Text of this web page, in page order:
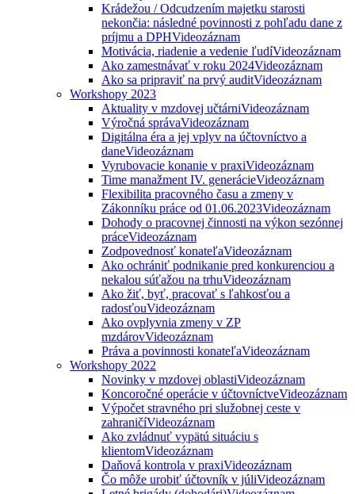
Krádežou / Odcudzením majetku starosti
nekončia: následné povinnosti z pohľadu dane z
príjmu a DPHVideozáznam
Motivácia, riadenie a vedenie ľudíVideozáznam
Ako zamestnávať v roku 2024Videozáznam
Ako sa pripraviť na prvý auditVideozáznam
Workshopy 2023
Aktuality v mzdovej učtárniVideozáznam
Výročná správaVideozáznam
Digitálna éra a jej vplyv na účtovníctvo a
daneVideozáznam
Vyrubovacie konanie v praxiVideozáznam
Time manažment IV. generácieVideozáznam
Flexibilita pracovného času a zmeny v
Zákonníku práce od 01.06.2023Videozáznam
Dohody o pracovnej činnosti na výkon sezónnej
práceVideozáznam
Zodpovednosť konateľaVideozáznam
Ako ochrániť podnikanie pred konkurenciou a
nekalou súťažou na trhuVideozáznam
Ako žiť, byť, pracovať s ľahkosťou a
radosťouVideozáznam
Ako ovplyvnia zmeny v ZP
mzdárovVideozáznam
Práva a povinnosti konateľaVideozáznam
Workshopy 2022
Novinky v mzdovej oblastiVideozáznam
Koncoročné operácie v účtovníctveVideozáznam
Výpočet stravného pri služobnej ceste v
zahraničíVideozáznam
Ako zvládnuť vypätú situáciu s
klientomVideozáznam
Daňová kontrola v praxiVideozáznam
Čo môže urobiť účtovník v júliVideozáznam